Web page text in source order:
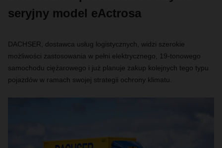
seryjny model eActrosa
DACHSER, dostawca usług logistycznych, widzi szerokie
możliwości zastosowania w pełni elektrycznego, 19-tonowego
samochodu ciężarowego i już planuje zakup kolejnych tego typu
pojazdów w ramach swojej strategii ochrony klimatu.